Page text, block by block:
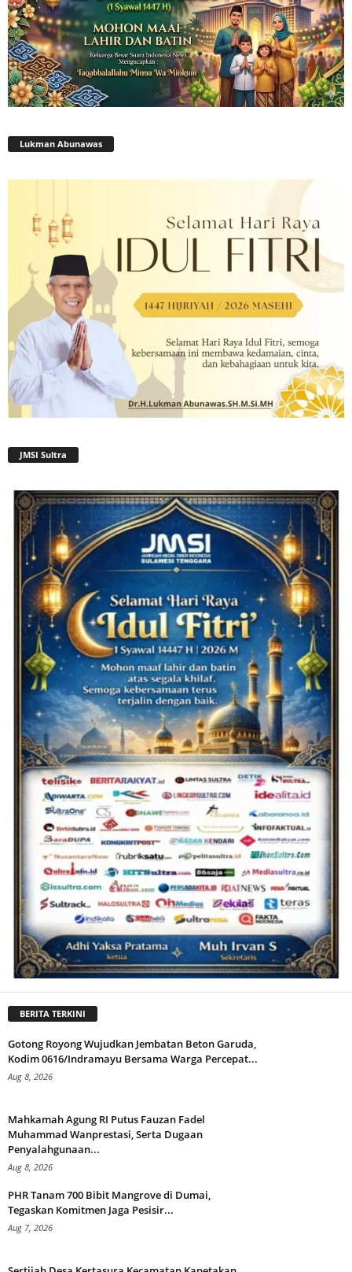
Lukman Abunawas
JMSI Sultra
BERITA TERKINI
Gotong Royong Wujudkan Jembatan Beton Garuda,
Kodim 0616/Indramayu Bersama Warga Percepat...
Aug 8, 2026
Mahkamah Agung RI Putus Fauzan Fadel
Muhammad Wanprestasi, Serta Dugaan
Penyalahgunaan...
Aug 8, 2026
PHR Tanam 700 Bibit Mangrove di Dumai,
Tegaskan Komitmen Jaga Pesisir...
Aug 7, 2026